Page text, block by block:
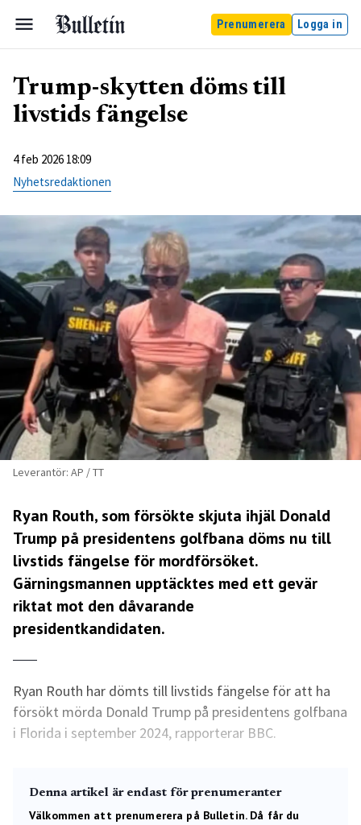
Prenumerera Logga in
Trump-skytten döms till
livstids fängelse
4 feb 2026 18:09
Nyhetsredaktionen
Leverantör: AP / TT
Ryan Routh, som försökte skjuta ihjäl Donald
Trump på presidentens golfbana döms nu till
livstids fängelse för mordförsöket.
Gärningsmannen upptäcktes med ett gevär
riktat mot den dåvarande
presidentkandidaten.
Ryan Routh har dömts till livstids fängelse för att ha
försökt mörda Donald Trump på presidentens golfbana
i Florida i september 2024, rapporterar BBC.
Denna artikel är endast för prenumeranter
Välkommen att prenumerera på Bulletin. Då får du